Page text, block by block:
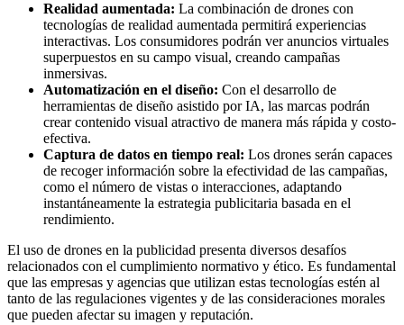
Realidad aumentada: La combinación de drones con
tecnologías de realidad aumentada permitirá experiencias
interactivas. Los consumidores podrán ver anuncios virtuales
superpuestos en su campo visual, creando campañas
inmersivas.
Automatización en el diseño: Con el desarrollo de
herramientas de diseño asistido por IA, las marcas podrán
crear contenido visual atractivo de manera más rápida y costo-
efectiva.
Captura de datos en tiempo real: Los drones serán capaces
de recoger información sobre la efectividad de las campañas,
como el número de vistas o interacciones, adaptando
instantáneamente la estrategia publicitaria basada en el
rendimiento.
El uso de drones en la publicidad presenta diversos desafíos
relacionados con el cumplimiento normativo y ético. Es fundamental
que las empresas y agencias que utilizan estas tecnologías estén al
tanto de las regulaciones vigentes y de las consideraciones morales
que pueden afectar su imagen y reputación.